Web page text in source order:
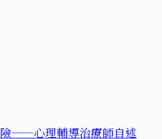
——心理輔導治療師自述